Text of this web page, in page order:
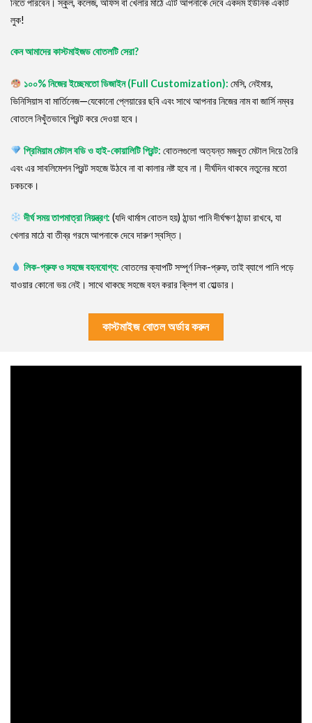
লুক!
কেন আমাদের কাস্টমাইজড বোতলটি সেরা?
১০০% নিজের ইচ্ছেমতো ডিজাইন (Full Customization): মেসি, নেইমার,
ভিনিসিয়াস বা মার্তিনেজ—যেকোনো প্লেয়ারের ছবি এবং সাথে আপনার নিজের নাম বা জার্সি নম্বর
বোতলে নিখুঁতভাবে প্রিন্ট করে দেওয়া হবে।
প্রিমিয়াম মেটাল বডি ও হাই-কোয়ালিটি প্রিন্ট: বোতলগুলো অত্যন্ত মজবুত মেটাল দিয়ে তৈরি
এবং এর সাবলিমেশন প্রিন্ট সহজে উঠবে না বা কালার নষ্ট হবে না। দীর্ঘদিন থাকবে নতুনের মতো
চকচকে।
দীর্ঘ সময় তাপমাত্রা নিয়ন্ত্রণ: (যদি থার্মাস বোতল হয়) ঠান্ডা পানি দীর্ঘক্ষণ ঠান্ডা রাখবে, যা
খেলার মাঠে বা তীব্র গরমে আপনাকে দেবে দারুণ স্বস্তি।
লিক-প্রুফ ও সহজে বহনযোগ্য: বোতলের ক্যাপটি সম্পূর্ণ লিক-প্রুফ, তাই ব্যাগে পানি পড়ে
যাওয়ার কোনো ভয় নেই। সাথে থাকছে সহজে বহন করার ক্লিপ বা হোল্ডার।
কাস্টমাইজ বোতল অর্ডার করুন